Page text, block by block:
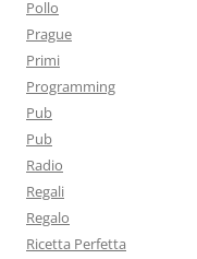
Pollo
Prague
Primi
Programming
Pub
Pub
Radio
Regali
Regalo
Ricetta Perfetta